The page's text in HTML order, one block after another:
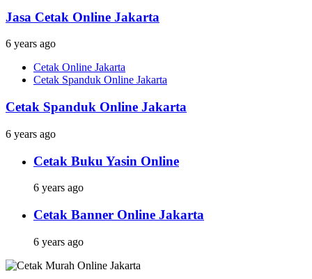
Jasa Cetak Online Jakarta
6 years ago
Cetak Online Jakarta
Cetak Spanduk Online Jakarta
Cetak Spanduk Online Jakarta
6 years ago
Cetak Buku Yasin Online
6 years ago
Cetak Banner Online Jakarta
6 years ago